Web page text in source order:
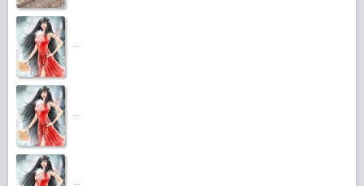
...
...
...